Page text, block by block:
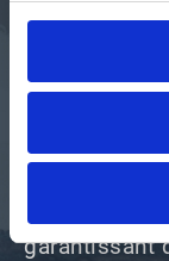
factures, la
rapidement
confiance,
garantissant